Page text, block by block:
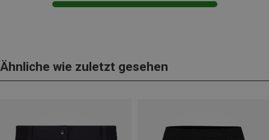
Ähnliche wie zuletzt gesehen